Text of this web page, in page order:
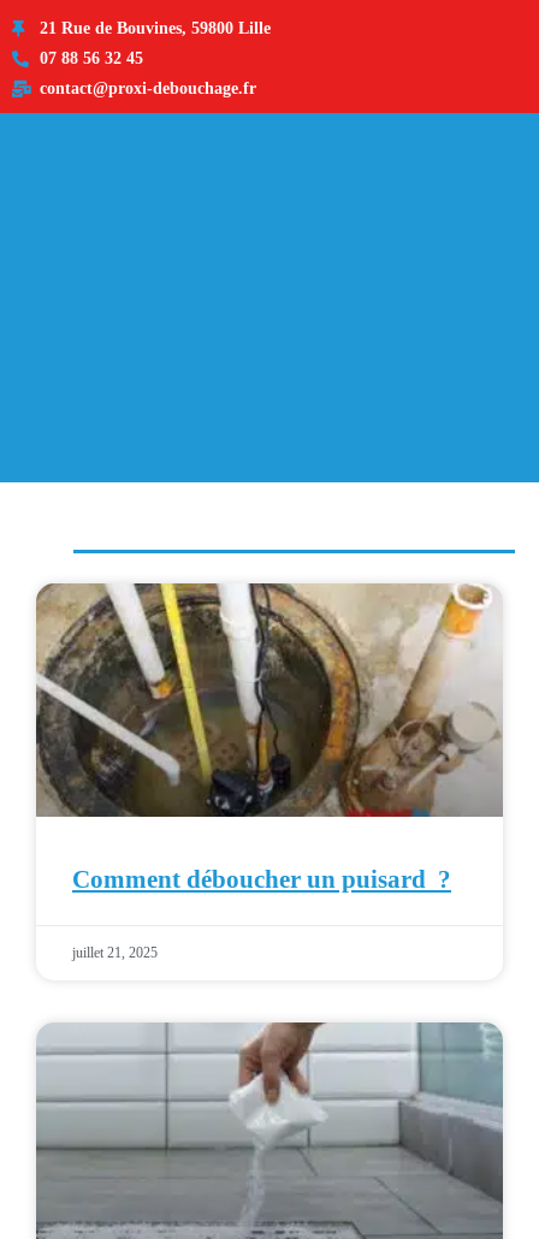
21 Rue de Bouvines, 59800 Lille
07 88 56 32 45
contact@proxi-debouchage.fr
Comment déboucher un puisard ?
juillet 21, 2025